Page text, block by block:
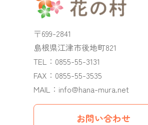
〒699-2841
島根県江津市後地町821
TEL： 0855-55-3131
FAX：0855-55-3535
MAIL： info@hana-mura.net
お問い合わせ